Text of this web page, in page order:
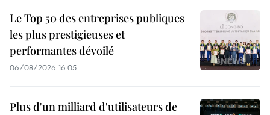
Le Top 50 des entreprises publiques
les plus prestigieuses et
performantes dévoilé
06/08/2026 16:05
Plus d'un milliard d'utilisateurs de